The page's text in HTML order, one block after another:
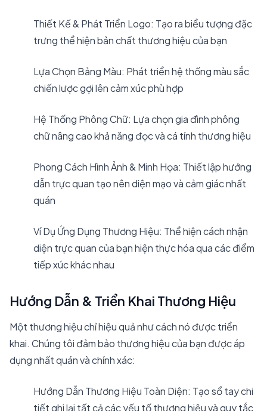
Thiết Kế & Phát Triển Logo: Tạo ra biểu tượng đặc
trưng thể hiện bản chất thương hiệu của bạn
Lựa Chọn Bảng Màu: Phát triển hệ thống màu sắc
chiến lược gợi lên cảm xúc phù hợp
Hệ Thống Phông Chữ: Lựa chọn gia đình phông
chữ nâng cao khả năng đọc và cá tính thương hiệu
Phong Cách Hình Ảnh & Minh Họa: Thiết lập hướng
dẫn trực quan tạo nên diện mạo và cảm giác nhất
quán
Ví Dụ Ứng Dụng Thương Hiệu: Thể hiện cách nhận
diện trực quan của bạn hiện thực hóa qua các điểm
tiếp xúc khác nhau
Hướng Dẫn & Triển Khai Thương Hiệu
Một thương hiệu chỉ hiệu quả như cách nó được triển
khai. Chúng tôi đảm bảo thương hiệu của bạn được áp
dụng nhất quán và chính xác:
Hướng Dẫn Thương Hiệu Toàn Diện: Tạo sổ tay chi
tiết ghi lại tất cả các yếu tố thương hiệu và quy tắc